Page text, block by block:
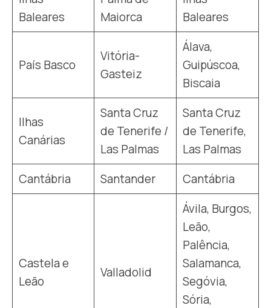
Baleares
Maiorca
Baleares
País Basco
Vitória-
Gasteiz
Álava,
Guipúscoa,
Biscaia
Ilhas
Canárias
Santa Cruz
de Tenerife /
Las Palmas
Santa Cruz
de Tenerife,
Las Palmas
Cantábria
Santander Cantábria
Castela e
Leão
Valladolid
Ávila, Burgos,
Leão,
Palência,
Salamanca,
Segóvia,
Sória,